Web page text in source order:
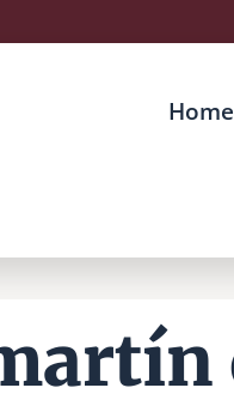
Home